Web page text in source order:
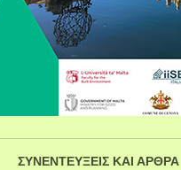
ΣΥΝΕΝΤΕΥΞΕΙΣ ΚΑΙ ΑΡΘΡΑ